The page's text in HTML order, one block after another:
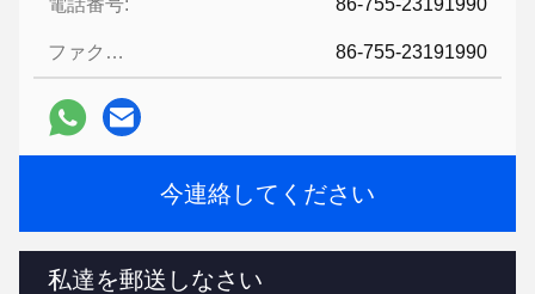
電話番号: 86-755-23191990
ファクシミリ: 86-755-23191990
今連絡してください
私達を郵送しなさい